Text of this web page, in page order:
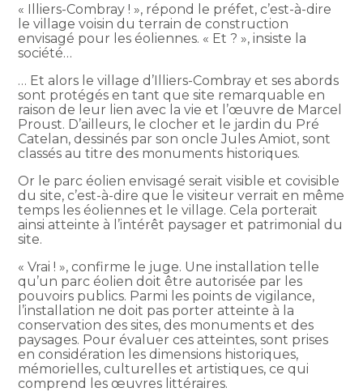
« Illiers-Combray ! », répond le préfet, c’est-à-dire
le village voisin du terrain de construction
envisagé pour les éoliennes. « Et ? », insiste la
société…
… Et alors le village d’Illiers-Combray et ses abords
sont protégés en tant que site remarquable en
raison de leur lien avec la vie et l’œuvre de Marcel
Proust. D’ailleurs, le clocher et le jardin du Pré
Catelan, dessinés par son oncle Jules Amiot, sont
classés au titre des monuments historiques.
Or le parc éolien envisagé serait visible et covisible
du site, c’est-à-dire que le visiteur verrait en même
temps les éoliennes et le village. Cela porterait
ainsi atteinte à l’intérêt paysager et patrimonial du
site.
« Vrai ! », confirme le juge. Une installation telle
qu’un parc éolien doit être autorisée par les
pouvoirs publics. Parmi les points de vigilance,
l’installation ne doit pas porter atteinte à la
conservation des sites, des monuments et des
paysages. Pour évaluer ces atteintes, sont prises
en considération les dimensions historiques,
mémorielles, culturelles et artistiques, ce qui
comprend les œuvres littéraires.